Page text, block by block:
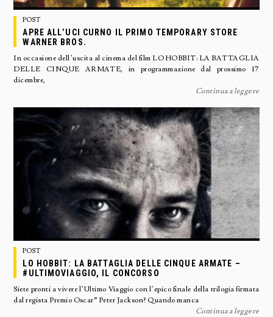
POST
APRE ALL’UCI CURNO IL PRIMO TEMPORARY STORE
WARNER BROS.
In occasione dell’uscita al cinema del film LO HOBBIT: LA BATTAGLIA
DELLE CINQUE ARMATE, in programmazione dal prossimo 17
dicembre,
Continua a leggere
POST
LO HOBBIT: LA BATTAGLIA DELLE CINQUE ARMATE –
#ULTIMOVIAGGIO, IL CONCORSO
Siete pronti a vivere l’Ultimo Viaggio con l’epico finale della trilogia firmata
dal regista Premio Oscar® Peter Jackson? Quando manca
Continua a leggere